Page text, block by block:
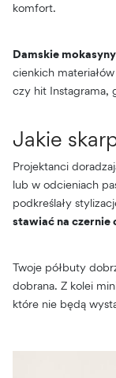
komfort.
Damskie
cienkich
czy hit Instagrama,
Jakie
Projektanci
lub w odcieniach
podkreślały
stawiać na czernie
Twoje półbuty
dobrana. Z kolei
które nie będą